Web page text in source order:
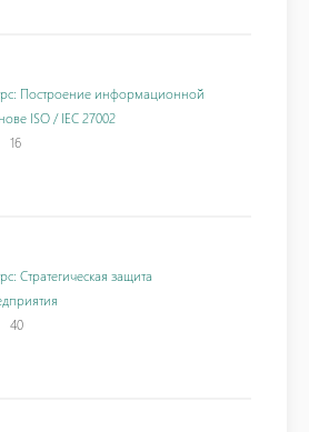
Построение информационной
ISO / IEC 27002
16
Стратегическая защита
40